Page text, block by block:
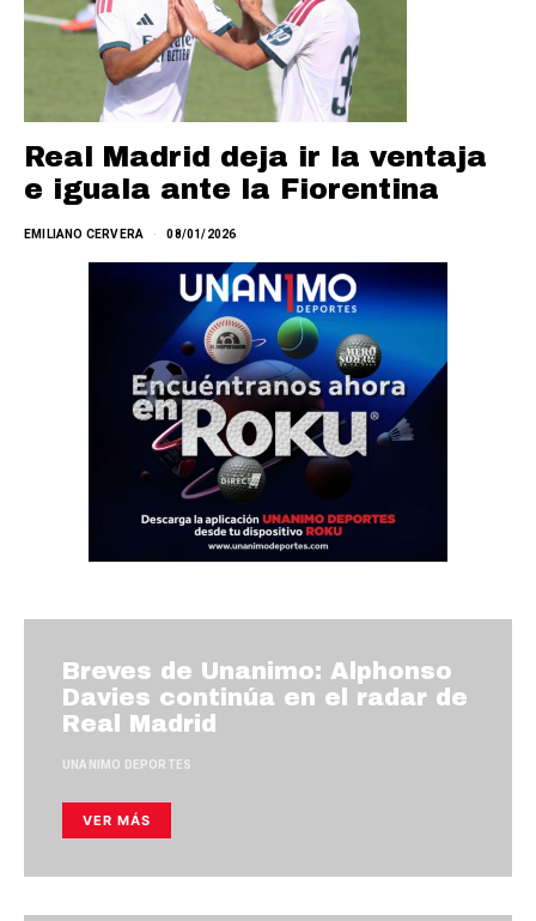
Real Madrid deja ir la ventaja
e iguala ante la Fiorentina
EMILIANO CERVERA 08/01/2026
Breves de Unanimo: Alphonso
Davies continúa en el radar de
Real Madrid
UNANIMO DEPORTES
VER MÁS